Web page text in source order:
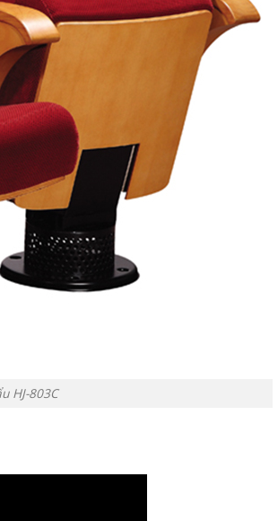
HJ-803C